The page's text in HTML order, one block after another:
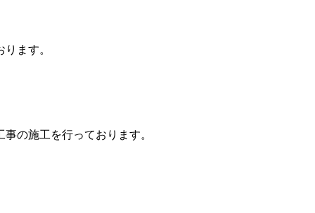
ます。
の施工を行っております。